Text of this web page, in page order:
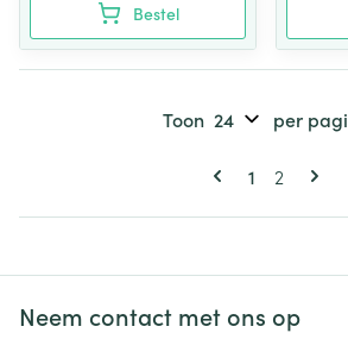
Bestel
Pagina's
U lees
1 Pagina
2
Toon per
Neem contact met ons op